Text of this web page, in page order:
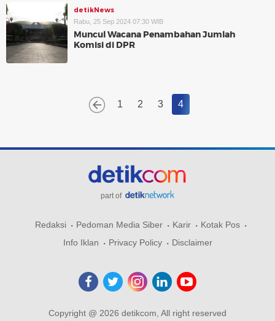
detikNews
Rabu, 25 Sep 2024 07:30 WIB
Muncul Wacana Penambahan Jumlah
Komisi di DPR
1 2 3 4
part of
Redaksi Pedoman Media Siber Karir
Kotak Pos
Info Iklan
Privacy Policy Disclaimer
Copyright @ 2026 detikcom, All right reserved